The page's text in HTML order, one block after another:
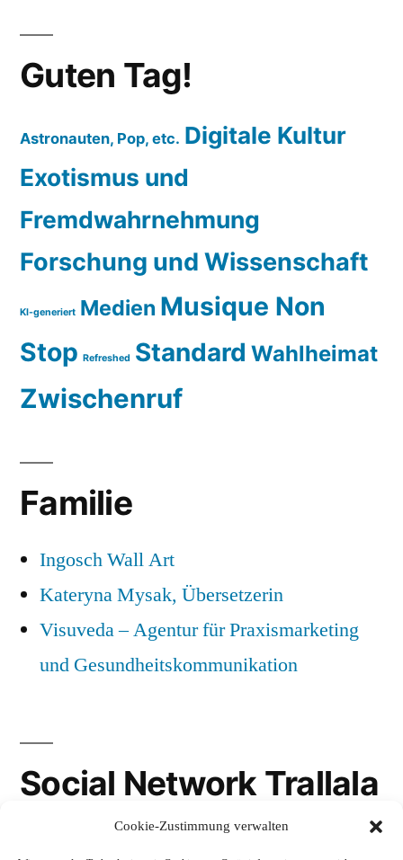
Cookie-Zustimmung verwalten
Guten Tag!
Astronauten, Pop, etc. Digitale Kultur
Exotismus und
Fremdwahrnehmung
Forschung und Wissenschaft
KI-generiert Medien Musique Non
Stop Refreshed Standard Wahlheimat
Zwischenruf
Familie
Ingosch Wall Art
Kateryna Mysak, Übersetzerin
Visuveda – Agentur für Praxismarketing
und Gesundheitskommunikation
Social Network Trallala